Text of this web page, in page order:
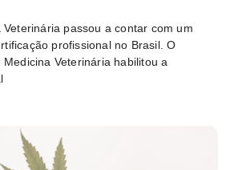
Veterinária passou a contar com um
profissional no Brasil. O
Veterinária habilitou a